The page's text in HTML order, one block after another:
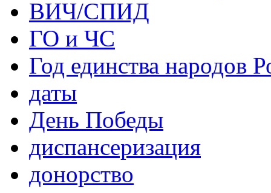
ВИЧ/СПИД
ГО и ЧС
Год единства народов
даты
День Победы
диспансеризация
донорство